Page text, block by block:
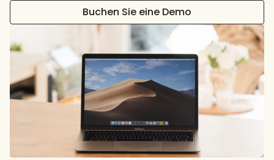
Buchen Sie eine Demo